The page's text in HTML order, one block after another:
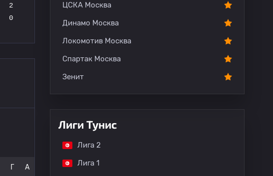
2
0
Г A
ЦСКА Москва
Динамо Москва
Локомотив Москва
Спартак Москва
Зенит
Лиги Тунис
Лига 2
Лига 1